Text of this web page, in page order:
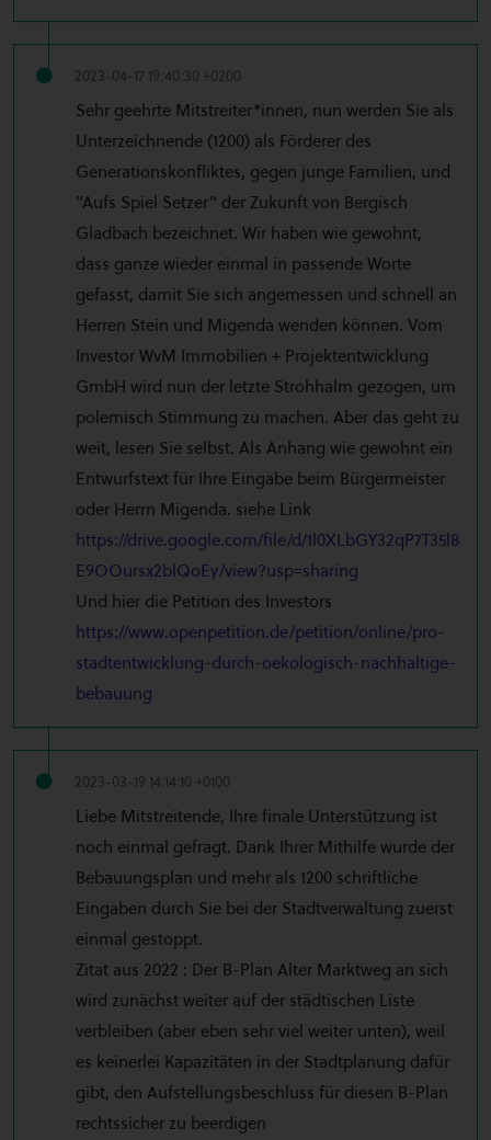
2023-04-17 19:40:30 +0200
Sehr geehrte Mitstreiter*innen, nun werden Sie als
Unterzeichnende (1200) als Förderer des
Generationskonfliktes, gegen junge Familien, und
"Aufs Spiel Setzer" der Zukunft von Bergisch
Gladbach bezeichnet. Wir haben wie gewohnt,
dass ganze wieder einmal in passende Worte
gefasst, damit Sie sich angemessen und schnell an
Herren Stein und Migenda wenden können. Vom
Investor WvM Immobilien + Projektentwicklung
GmbH wird nun der letzte Strohhalm gezogen, um
polemisch Stimmung zu machen. Aber das geht zu
weit, lesen Sie selbst. Als Anhang wie gewohnt ein
Entwurfstext für Ihre Eingabe beim Bürgermeister
oder Herrn Migenda. siehe Link
https://drive.google.com/file/d/1l0XLbGY32qP7T35l8
E9OOursx2blQoEy/view?usp=sharing
Und hier die Petition des Investors
https://www.openpetition.de/petition/online/pro-
stadtentwicklung-durch-oekologisch-nachhaltige-
bebauung
2023-03-19 14:14:10 +0100
Liebe Mitstreitende, Ihre finale Unterstützung ist
noch einmal gefragt. Dank Ihrer Mithilfe wurde der
Bebauungsplan und mehr als 1200 schriftliche
Eingaben durch Sie bei der Stadtverwaltung zuerst
einmal gestoppt.
Zitat aus 2022 : Der B-Plan Alter Marktweg an sich
wird zunächst weiter auf der städtischen Liste
verbleiben (aber eben sehr viel weiter unten), weil
es keinerlei Kapazitäten in der Stadtplanung dafür
gibt, den Aufstellungsbeschluss für diesen B-Plan
rechtssicher zu beerdigen